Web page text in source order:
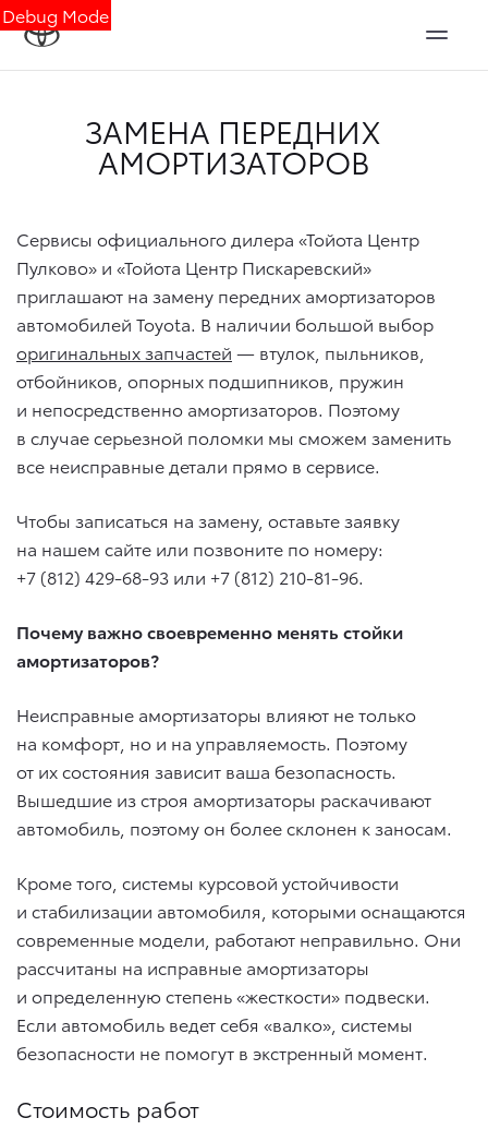
Debug Mode
ЗАМЕНА ПЕРЕДНИХ
АМОРТИЗАТОРОВ
Сервисы официального дилера «Тойота Центр
Пулково» и «Тойота Центр Пискаревский»
приглашают на замену передних амортизаторов
автомобилей Toyota. В наличии большой выбор
оригинальных запчастей — втулок, пыльников,
отбойников, опорных подшипников, пружин
и непосредственно амортизаторов. Поэтому
в случае серьезной поломки мы сможем заменить
все неисправные детали прямо в сервисе.
Чтобы записаться на замену, оставьте заявку
на нашем сайте или позвоните по номеру:
+7 (812) 429-68-93 или +7 (812) 210-81-96.
Почему важно своевременно менять стойки
амортизаторов?
Неисправные амортизаторы влияют не только
на комфорт, но и на управляемость. Поэтому
от их состояния зависит ваша безопасность.
Вышедшие из строя амортизаторы раскачивают
автомобиль, поэтому он более склонен к заносам.
Кроме того, системы курсовой устойчивости
и стабилизации автомобиля, которыми оснащаются
современные модели, работают неправильно. Они
рассчитаны на исправные амортизаторы
и определенную степень «жесткости» подвески.
Если автомобиль ведет себя «валко», системы
безопасности не помогут в экстренный момент.
Стоимость работ